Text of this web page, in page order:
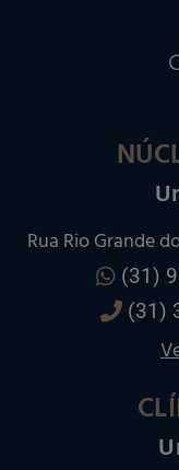
Rua Rio Grande
(31)
(31)